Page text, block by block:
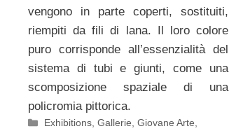
vengono in parte coperti, sostituiti,
riempiti da fili di lana. Il loro colore
puro corrisponde all’essenzialità del
sistema di tubi e giunti, come una
scomposizione spaziale di una
policromia pittorica.
Categorie
Exhibitions ,Gallerie ,Giovane Arte